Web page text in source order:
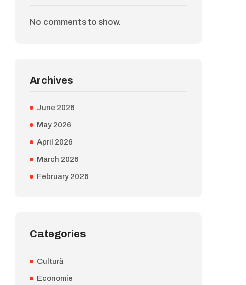
No comments to show.
Archives
June 2026
May 2026
April 2026
March 2026
February 2026
Categories
Cultură
Economie